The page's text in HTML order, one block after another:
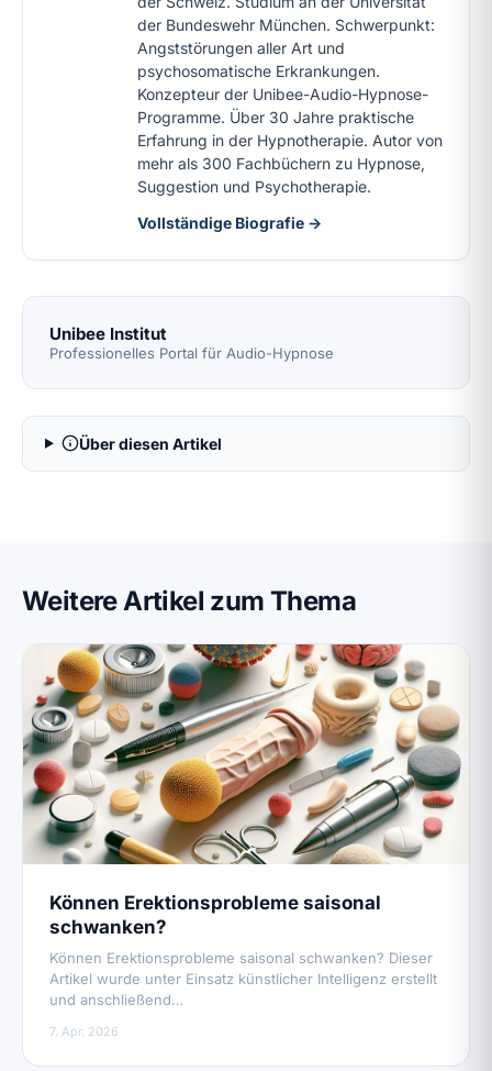
der Bundeswehr München. Schwerpunkt:
Angststörungen aller Art und
psychosomatische Erkrankungen.
Konzepteur der Unibee-Audio-Hypnose-
Programme. Über 30 Jahre praktische
Erfahrung in der Hypnotherapie. Autor von
mehr als 300 Fachbüchern zu Hypnose,
Suggestion und Psychotherapie.
Vollständige Biografie →
Unibee Institut
Professionelles Portal für Audio-Hypnose
Über diesen Artikel
Weitere Artikel zum Thema
Können Erektionsprobleme saisonal
schwanken?
Können Erektionsprobleme saisonal schwanken? Dieser
Artikel wurde unter Einsatz künstlicher Intelligenz erstellt
und anschließend…
7. Apr. 2026